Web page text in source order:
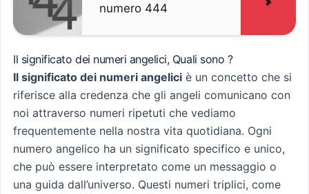
numero 444
Il significato dei numeri angelici, Quali sono ?
Il significato dei numeri angelici è un concetto che si
riferisce alla credenza che gli angeli comunicano con
noi attraverso numeri ripetuti che vediamo
frequentemente nella nostra vita quotidiana. Ogni
numero angelico ha un significato specifico e unico,
che può essere interpretato come un messaggio o
una guida dall’universo. Questi numeri triplici, come